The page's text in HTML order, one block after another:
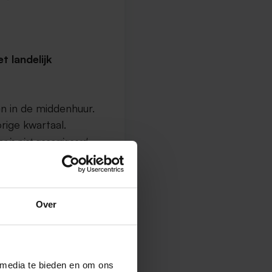
Over
te bieden en om ons
landelijk
in de middenhuur.
kwartaal.
is niet gecorrigeerd.